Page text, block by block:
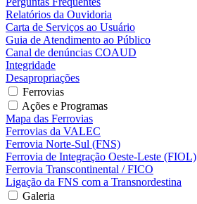
Relatórios da Ouvidoria
Carta de Serviços ao Usuário
Guia de Atendimento ao Público
Canal de denúncias COAUD
Integridade
Desapropriações
Ferrovias
Ações e Programas
Mapa das Ferrovias
Ferrovias da VALEC
Ferrovia Norte-Sul (FNS)
Ferrovia de Integração Oeste-Leste (FIOL)
Ferrovia Transcontinental / FICO
Ligação da FNS com a Transnordestina
Galeria